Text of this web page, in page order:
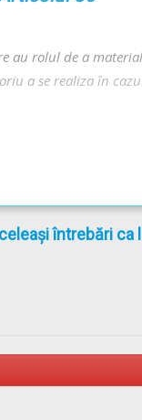
au rolul de a
a se realiza în
110
benzi speciale
de ghidare, cu
întrebări ca